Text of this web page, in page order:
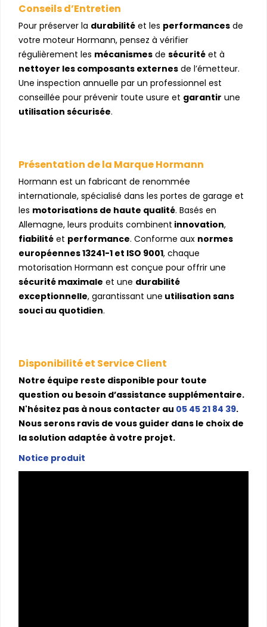
Conseils d’Entretien
Pour préserver la durabilité et les performances de
votre moteur Hormann, pensez à vérifier
régulièrement les mécanismes de sécurité et à
nettoyer les composants externes de l’émetteur.
Une inspection annuelle par un professionnel est
conseillée pour prévenir toute usure et garantir une
utilisation sécurisée.
Présentation de la Marque Hormann
Hormann est un fabricant de renommée
internationale, spécialisé dans les portes de garage et
les motorisations de haute qualité. Basés en
Allemagne, leurs produits combinent innovation,
fiabilité et performance. Conforme aux normes
européennes 13241-1 et ISO 9001, chaque
motorisation Hormann est conçue pour offrir une
sécurité maximale et une durabilité
exceptionnelle, garantissant une utilisation sans
souci au quotidien.
Disponibilité et Service Client
Notre équipe reste disponible pour toute
question ou besoin d’assistance supplémentaire.
N'hésitez pas à nous contacter au 05 45 21 84 39.
Nous serons ravis de vous guider dans le choix de
la solution adaptée à votre projet.
Notice produit